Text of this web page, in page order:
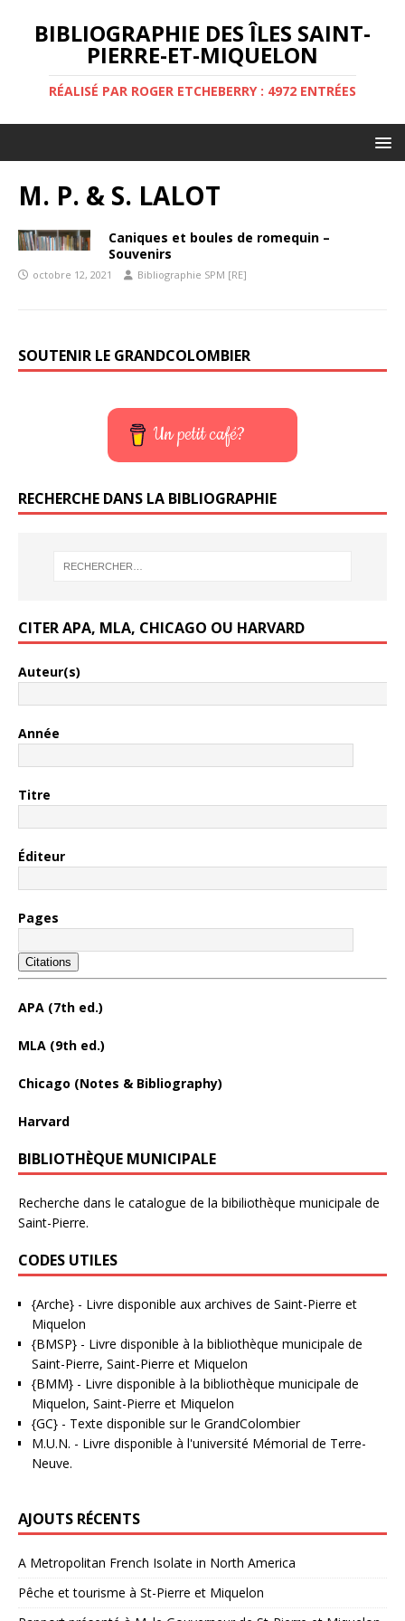
BIBLIOGRAPHIE DES ÎLES SAINT-
PIERRE-ET-MIQUELON
RÉALISÉ PAR ROGER ETCHEBERRY : 4972 ENTRÉES
M. P. & S. LALOT
Caniques et boules de romequin –
Souvenirs
octobre 12, 2021 Bibliographie SPM [RE]
SOUTENIR LE GRANDCOLOMBIER
Un petit café?
RECHERCHE DANS LA BIBLIOGRAPHIE
CITER APA, MLA, CHICAGO OU HARVARD
Auteur(s)
Année
Titre
Éditeur
Pages
Citations
APA (7th ed.)
MLA (9th ed.)
Chicago (Notes & Bibliography)
Harvard
BIBLIOTHÈQUE MUNICIPALE
Recherche dans le catalogue de la bibiliothèque municipale de
Saint-Pierre.
CODES UTILES
{Arche} - Livre disponible aux archives de Saint-Pierre et
Miquelon
{BMSP} - Livre disponible à la bibliothèque municipale de
Saint-Pierre, Saint-Pierre et Miquelon
{BMM} - Livre disponible à la bibliothèque municipale de
Miquelon, Saint-Pierre et Miquelon
{GC} - Texte disponible sur le GrandColombier
M.U.N. - Livre disponible à l'université Mémorial de Terre-
Neuve.
AJOUTS RÉCENTS
A Metropolitan French Isolate in North America
Pêche et tourisme à St-Pierre et Miquelon